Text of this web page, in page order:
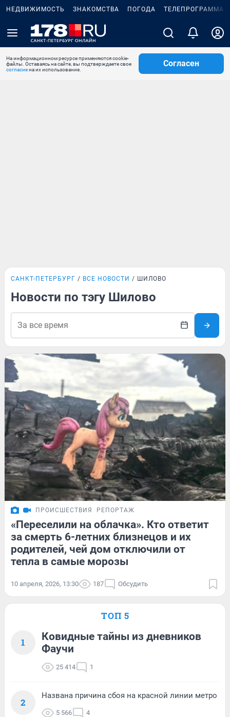
НЕДВИЖИМОСТЬ ЗНАКОМСТВА ПОГОДА ТЕЛЕПРОГРАММА
На информационном ресурсе применяются cookie-
файлы. Оставаясь на сайте, вы подтверждаете свое
согласиена их использование.
Согласен
САНКТ-ПЕТЕРБУРГ ВСЕ НОВОСТИ ШИЛОВО
Новости по тэгу Шилово
ПРОИСШЕСТВИЯ РЕПОРТАЖ
«Переселили на облачка». Кто ответит
за смерть 6-летних близнецов и их
родителей, чей дом отключили от
тепла в самые морозы
10 апреля, 2026, 13:30 187 Обсудить
ТОП 5
1
Ковидные тайны из дневников
Фаучи
25 414 1
2
Названа причина сбоя на красной линии метро
5 566 4